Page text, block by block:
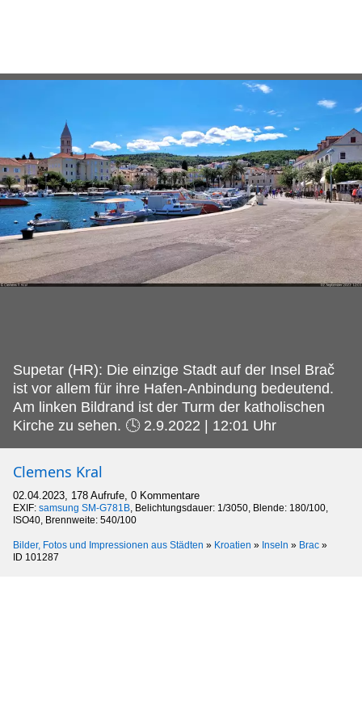
Supetar (HR): Die einzige Stadt auf der Insel Brač
ist vor allem für ihre Hafen-Anbindung bedeutend.
Am linken Bildrand ist der Turm der katholischen
Kirche zu sehen. 🕓 2.9.2022 | 12:01 Uhr
Clemens Kral
02.04.2023, 178 Aufrufe, 0 Kommentare
EXIF: samsung SM-G781B, Belichtungsdauer: 1/3050, Blende: 180/100,
ISO40, Brennweite: 540/100
Bilder, Fotos und Impressionen aus Städten » Kroatien » Inseln » Brac »
ID 101287